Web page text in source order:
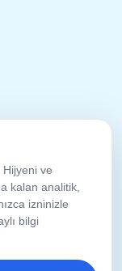
Hijyeni ve
kalan analitik,
izninizle
bilgi